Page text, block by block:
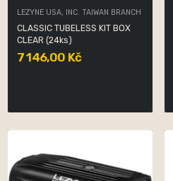
LEZYNE USA, INC. TAIWAN BRANCH
CLASSIC TUBELESS KIT BOX
CLEAR (24ks)
7 146,00 Kč